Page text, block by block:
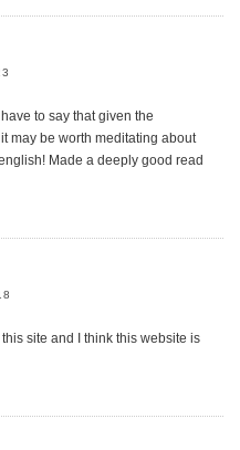
to say that given the
may be worth meditating about
Made a deeply good read
site and I think this website is